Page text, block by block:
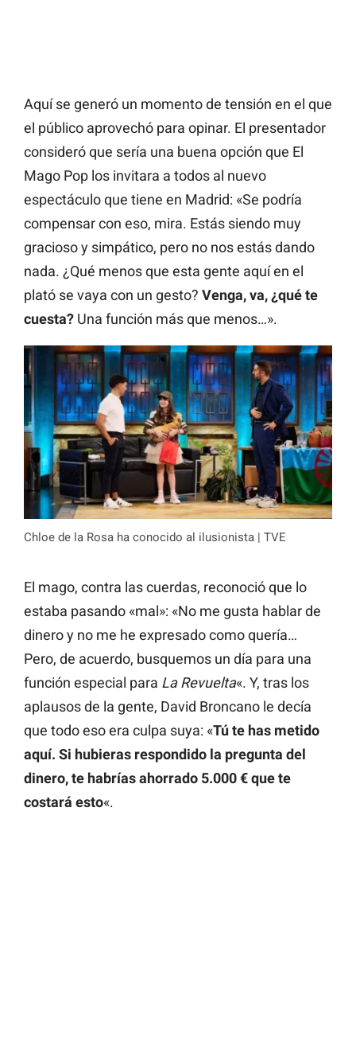
Aquí se generó un momento de tensión en el que
el público aprovechó para opinar. El presentador
consideró que sería una buena opción que El
Mago Pop los invitara a todos al nuevo
espectáculo que tiene en Madrid: «Se podría
compensar con eso, mira. Estás siendo muy
gracioso y simpático, pero no nos estás dando
nada. ¿Qué menos que esta gente aquí en el
plató se vaya con un gesto? Venga, va, ¿qué te
cuesta? Una función más que menos…».
Chloe de la Rosa ha conocido al ilusionista | TVE
El mago, contra las cuerdas, reconoció que lo
estaba pasando «mal»: «No me gusta hablar de
dinero y no me he expresado como quería…
Pero, de acuerdo, busquemos un día para una
función especial para La Revuelta«. Y, tras los
aplausos de la gente, David Broncano le decía
que todo eso era culpa suya: «Tú te has metido
aquí. Si hubieras respondido la pregunta del
dinero, te habrías ahorrado 5.000 € que te
costará esto«.